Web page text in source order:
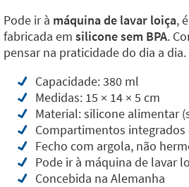
Pode ir à máquina de lavar loiça,
fabricada em silicone sem BPA.
pensar na praticidade do dia a dia.
Capacidade: 380 ml
Medidas: 15 × 14 × 5 cm
Material: silicone alimentar
Compartimentos
Fecho com argola, não
Pode ir à máquina de lavar
Concebida na Alemanha